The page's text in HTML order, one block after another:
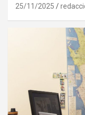
25/11/2025